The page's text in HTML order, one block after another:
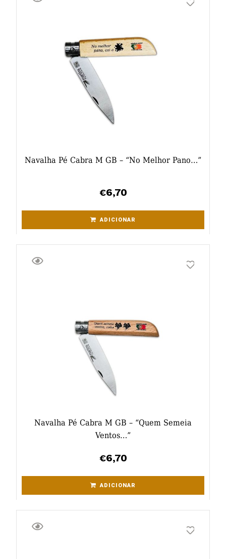
Navalha Pé Cabra M GB – “No Melhor Pano…”
€6,70
ADICIONAR
Navalha Pé Cabra M GB – “Quem Semeia
Ventos…”
€6,70
ADICIONAR